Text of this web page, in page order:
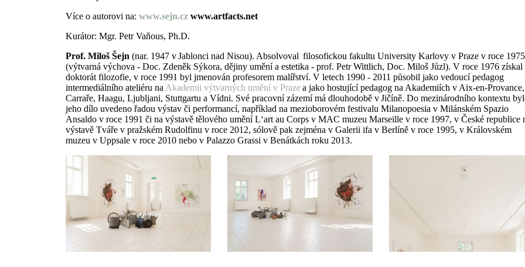
Více o autorovi na: www.sejn.cz www.artfacts.net
Kurátor: Mgr. Petr Vaňous, Ph.D.
Prof. Miloš Šejn (nar. 1947 v Jablonci nad Nisou). Absolvoval filosofickou fakultu University Karlovy v Praze v roce 1975
(výtvarná výchova - Doc. Zdeněk Sýkora, dějiny umění a estetika - prof. Petr Wittlich, Doc. Miloš Jůzl). V roce 1976 získal
doktorát filozofie, v roce 1991 byl jmenován profesorem malířství. V letech 1990 - 2011 působil jako vedoucí pedagog
intermediálního ateliéru na Akademii výtvarných umění v Prazea jako hostující pedagog na Akademiích v Aix-en-Provance,
Carraře, Haagu, Ljubljani, Stuttgartu a Vídni. Své pracovní zázemí má dlouhodobě v Jičíně. Do mezinárodního kontextu
jeho dílo uvedeno řadou výstav či performancí, například na mezioborovém festivalu Milanopoesia v Milánském Spazio
Ansaldo v roce 1991 či na výstavě tělového umění L‘art au Corps v MAC muzeu Marseille v roce 1997, v České republice
výstavě Tváře v pražském Rudolfinu v roce 2012, sólově pak zejména v Galerii ifa v Berlíně v roce 1995, v Královském
muzeu v Uppsale v roce 2010 nebo v Palazzo Grassi v Benátkách roku 2013.